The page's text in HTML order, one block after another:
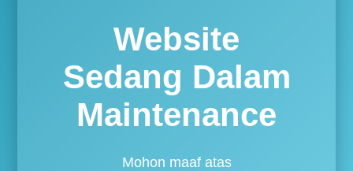
Website
Sedang Dalam
Maintenance
Mohon maaf atas